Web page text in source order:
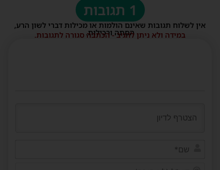
1 תגובות
אין לשלוח תגובות שאינם הולמות או מכילות דברי לשון הרע,
הסתה ורכילות.
במידה ולא ניתן להגיב - הכתבה סגורה לתגובות.